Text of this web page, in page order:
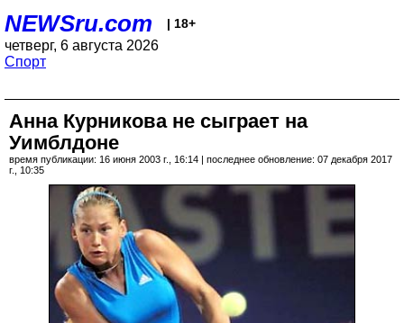
NEWSru.com | 18+
четверг, 6 августа 2026
Спорт
Анна Курникова не сыграет на
Уимблдоне
время публикации: 16 июня 2003 г., 16:14 | последнее обновление: 07 декабря 2017
г., 10:35